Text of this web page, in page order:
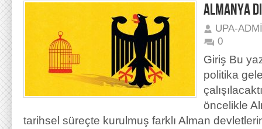
ALMANYA
UPA-
0
Giriş Bu
politika
öncelikle
tarihsel süreçte kurulmuş farklı Alman